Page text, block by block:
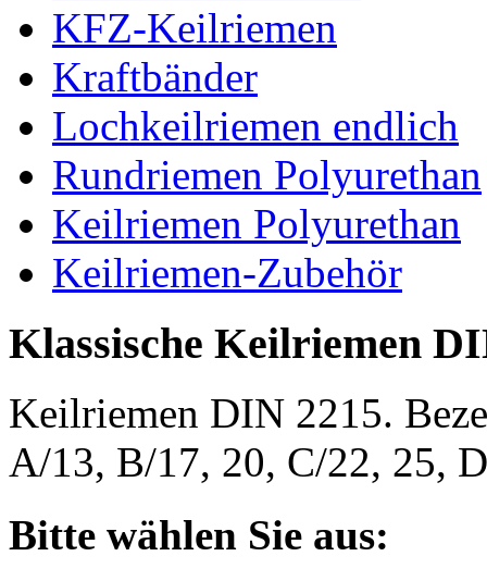
KFZ-Keilriemen
Kraftbänder
Lochkeilriemen endlich
Rundriemen Polyurethan
Keilriemen Polyurethan
Keilriemen-Zubehör
Klassische Keilriemen
Keilriemen DIN 2215.
A/13, B/17, 20, C/22, 25,
Bitte wählen Sie aus: